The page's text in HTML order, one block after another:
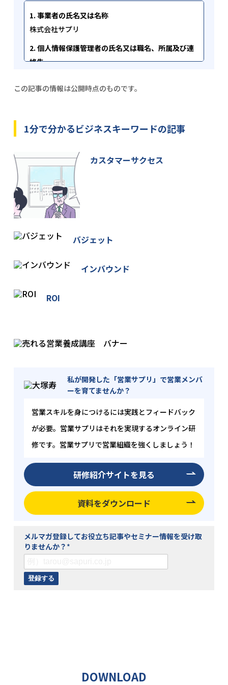
1. 事業者の氏名又は名称
株式会社サプリ
2. 個人情報保護管理者の氏名又は職名、所属及び連
絡先
info[at]sapuri.co.jp
当該フォームで取得した個人情報は、お問い合わせ
に関する回答、ご請求いただいた資料の送付、メー
ルマガジンの配信等の目的で利用いたします。ま
た、当社のサービスに関するご案内にも利用させて
いただくことがございます。
4. 当社が取得した個人情報の第三者への委託、提供
当社は、ご本人に関する情報をご本人の同意なしに
5. 個人情報保護のための安全管理
を定め、従業者全員に周知・徹底と啓発・教育を図
また、ご本人の個人情報を保護するために必要な安
ご本人が、当社が保有するご自身の個人情報の、利
す)、内容の訂正、追加又は削除、利用の停止、消去
及び第三者への提供の停止を求める場合には、下記
に連絡を頂くことで、対応致します。
株式会社サプリ 個人情報お問合せ窓口
info[at]sapuri.co.jp
[at]を@マークに変換してお問い合わせください。
7. ご提供いただく情報の任意性
合には、第3項にあります利用目的が達成できない事
をご了承いただくこととなります。
8. 当社Webサイトの運営について
当社サイトでは、ご本人が当社Webサイトを再度訪
い限りご本人ご自身を特定、識別することはできま
この記事の情報は公開時点のものです。
1分で分かるビジネスキーワードの記事
カスタマーサクセス
バジェット
インバウンド
ROI
私が開発した「営業サプリ」で営業メンバ
ーを育てませんか？
営業スキルを身につけるには実践とフィードバック
が必要。営業サプリはそれを実現するオンライン研
修です。営業サプリで営業組織を強くしましょう！
研修紹介サイトを見る
資料をダウンロード
メルマガ登録してお役立ち記事やセミナー情報を受け取
りませんか？ *
DOWNLOAD